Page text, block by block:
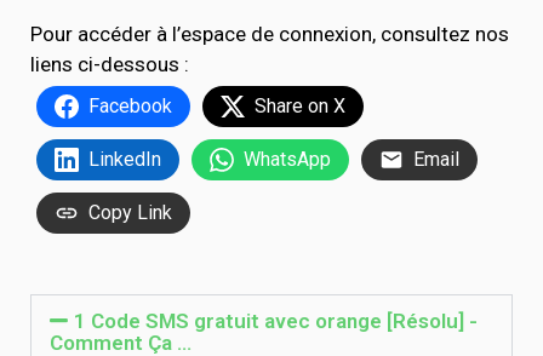
Pour accéder à l’espace de connexion, consultez nos
liens ci-dessous :
Facebook Share on X
LinkedIn WhatsApp Email
Copy Link
1 Code SMS gratuit avec orange [Résolu] -
Comment Ça …